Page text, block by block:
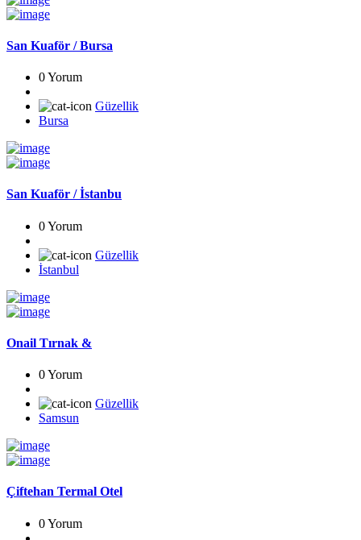
San Kuaför / Bursa
0 Yorum
Güzellik
Bursa
San Kuaför / İstanbu
0 Yorum
Güzellik
İstanbul
Onail Tırnak &
0 Yorum
Güzellik
Samsun
Çiftehan Termal Otel
0 Yorum